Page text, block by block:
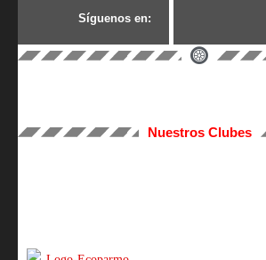
Síguenos en:
Nuestros Clubes